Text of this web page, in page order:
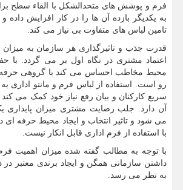
فرم و پوشش های متحدالشکل با القاء سطح
به یکدیگر بازده آن ها را در کار افزایش داده
تامین لباس های متفاوت بی نیاز می کند.
قدرت جذب و تاثیرگذاری هر سازمان به میزان
اعتماد مشتری در نگاه اول بر می گردد.
محیط مخاطب احساس می کند با گروهی
رو است. استفاده از لباس فرم و مانتو اداری
سریع کارکنان و بیان رفع نیاز خود کمک می کند
آن دارد. جلب رضایت مشتری میزان
می شود و تاثیر انتخاب و ایجاد محیط حرفه ای
با استفاده از فرم اداری قابل انکار نیست.
با توجه به مطالب گفته شده میزان اهمیت فرم
داشتن سازمانی همگن و ایجاد برندی معتبر
به نظر می رسد.